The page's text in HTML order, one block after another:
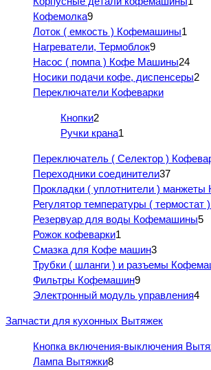
Кофемолка9
Лоток ( емкость ) Кофемашины1
Нагреватели, Термоблок9
Насос ( помпа ) Кофе Машины24
Носики подачи кофе, диспенсеры2
Переключатели Кофеварки
Кнопки2
Ручки крана1
Переключатель ( Селектор )
Переходники соединители37
Прокладки ( уплотнители )
Регулятор температуры (
Резервуар для воды Кофемашины5
Рожок кофеварки1
Смазка для Кофе машин3
Трубки ( шланги ) и разъемы
Фильтры Кофемашин9
Электронный модуль управления4
Запчасти для кухонных Вытяжек
Кнопка включения-выключения
Лампа Вытяжки8